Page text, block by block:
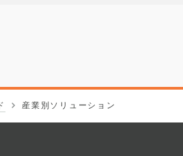
産業別ソリューション